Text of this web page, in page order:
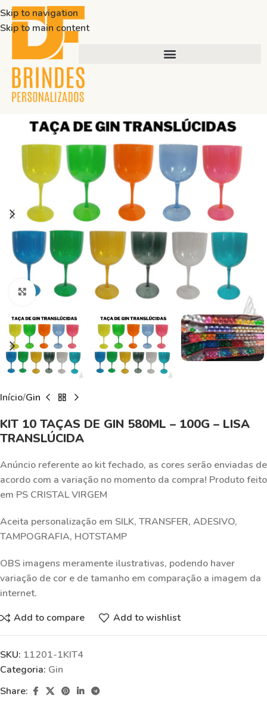
Skip to navigation
Skip to main content
Click to enlarge
Início Gin
KIT 10 TAÇAS DE GIN 580ML – 100G – LISA
TRANSLÚCIDA
Anúncio referente ao kit fechado, as cores serão enviadas de
acordo com a variação no momento da compra! Produto feito
em PS CRISTAL VIRGEM
Aceita personalização em SILK, TRANSFER, ADESIVO,
TAMPOGRAFIA, HOTSTAMP
OBS imagens meramente ilustrativas, podendo haver
variação de cor e de tamanho em comparação a imagem da
internet.
Add to compare
Add to wishlist
SKU: 11201-1KIT4
Categoria: Gin
Share: